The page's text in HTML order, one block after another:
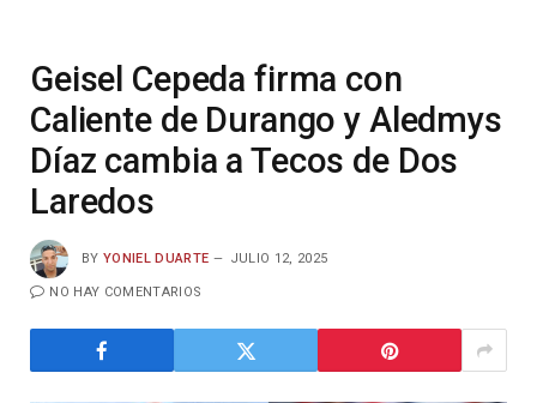
Geisel Cepeda firma con
Caliente de Durango y Aledmys
Díaz cambia a Tecos de Dos
Laredos
BY YONIEL DUARTE JULIO 12, 2025
NO HAY COMENTARIOS